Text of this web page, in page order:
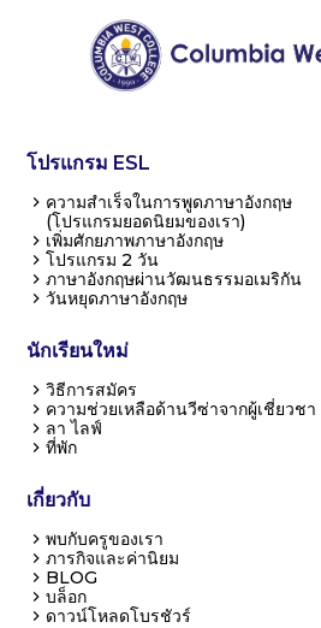
โปรแกรม ESL
ความสำเร็จในการพูดภาษาอังกฤษ
(โปรแกรมยอดนิยมของเรา)
เพิ่มศักยภาพภาษาอังกฤษ
โปรแกรม 2 วัน
ภาษาอังกฤษผ่านวัฒนธรรมอเมริกัน
วันหยุดภาษาอังกฤษ
นักเรียนใหม่
วิธีการสมัคร
ความช่วยเหลือด้านวีซ่าจากผู้เชี่ยวชา
ลา ไลฟ์
ที่พัก
เกี่ยวกับ
พบกับครูของเรา
ภารกิจและค่านิยม
BLOG
บล็อก
ดาวน์โหลดโบรชัวร์